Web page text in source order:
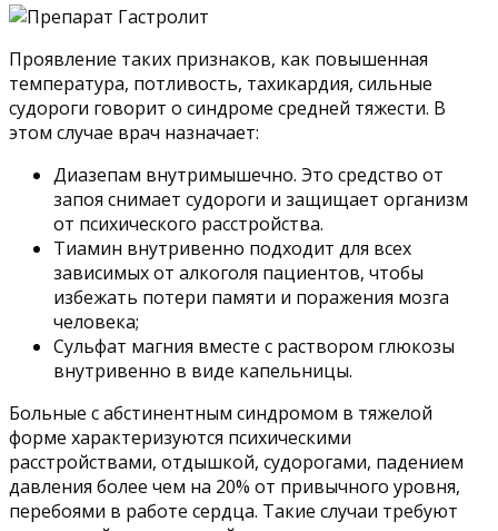
Проявление таких признаков, как повышенная
температура, потливость, тахикардия, сильные
судороги говорит о синдроме средней тяжести. В
этом случае врач назначает:
Диазепам внутримышечно. Это средство от
запоя снимает судороги и защищает организм
от психического расстройства.
Тиамин внутривенно подходит для всех
зависимых от алкоголя пациентов, чтобы
избежать потери памяти и поражения мозга
человека;
Сульфат магния вместе с раствором глюкозы
внутривенно в виде капельницы.
Больные с абстинентным синдромом в тяжелой
форме характеризуются психическими
расстройствами, отдышкой, судорогами, падением
давления более чем на 20% от привычного уровня,
перебоями в работе сердца. Такие случаи требуют